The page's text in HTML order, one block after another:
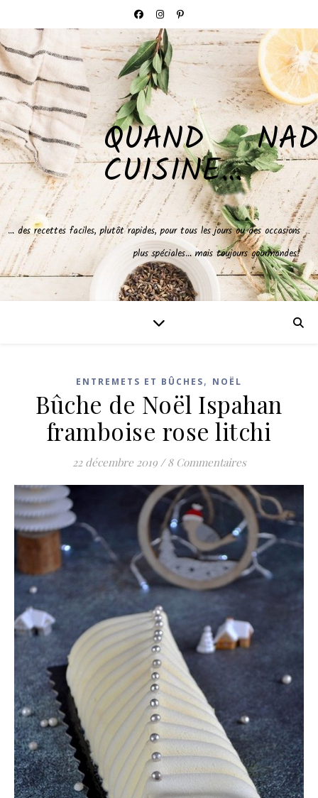
QUAND NAD
CUISINE…
… des recettes faciles, plutôt rapides, pour tous les jours ou des occasions
plus spéciales… mais toujours gourmandes!
ENTREMETS ET BÛCHES, NOËL
Bûche de Noël Ispahan
framboise rose litchi
22 décembre 2019 / 8 Commentaires